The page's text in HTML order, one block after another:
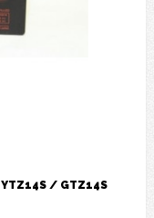
YTZ14S / GTZ14S